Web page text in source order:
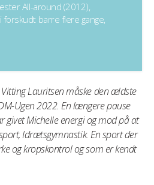
All-around (2012),
barre flere gange,
Lauritsen måske den ældste
Ugen 2022. En længere pause
givet Michelle energi og mod på at
Idrætsgymnastik. En sport der
og kropskontrol og som er kendt